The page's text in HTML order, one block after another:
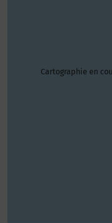
Cartographie en